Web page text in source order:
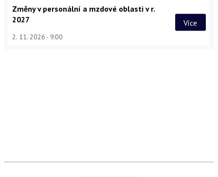
Změny v personální a mzdové oblasti v r.
2027
2. 11. 2026 9:00
Více